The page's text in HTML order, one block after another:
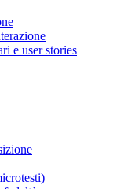
e user stories